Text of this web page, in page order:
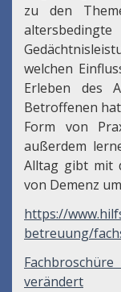
zu den
welchen
Erleben des
Betroffenen
Form von
außerdem
Alltag gibt mit
von Demenz
https://
betreuung/
verändert